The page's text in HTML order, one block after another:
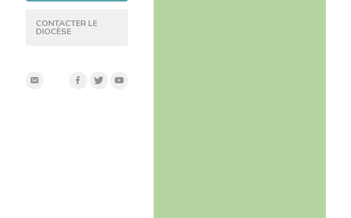
CONTACTER LE
DIOCÈSE